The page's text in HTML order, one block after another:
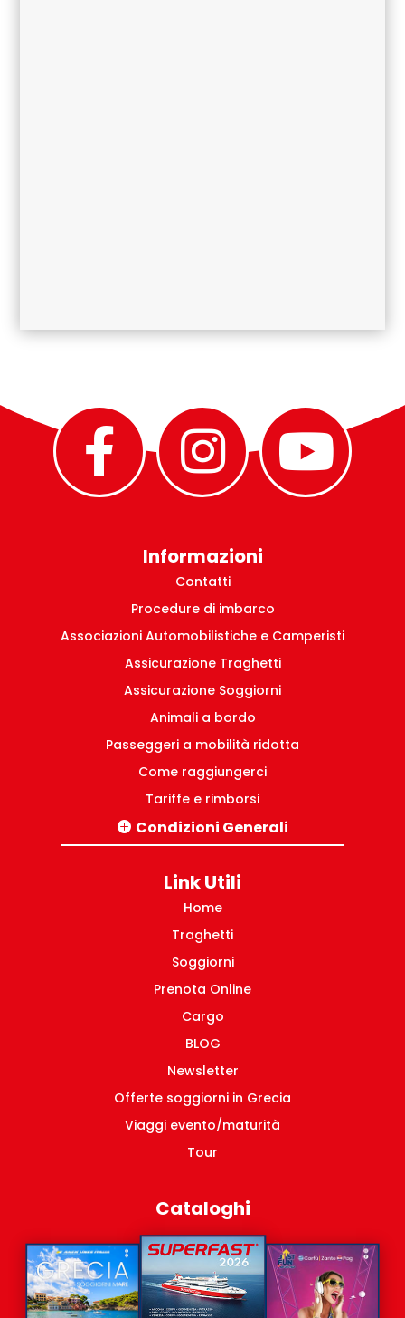
Informazioni
Contatti
Procedure di imbarco
Associazioni Automobilistiche e Camperisti
Assicurazione Traghetti
Assicurazione Soggiorni
Animali a bordo
Passeggeri a mobilità ridotta
Come raggiungerci
Tariffe e rimborsi
Condizioni Generali
Pacchetti turistici Grecia
Link Utili
Home
Traghetti
Soggiorni
Prenota Online
Cargo
BLOG
Newsletter
Offerte soggiorni in Grecia
Viaggi evento/maturità
Tour
Cataloghi